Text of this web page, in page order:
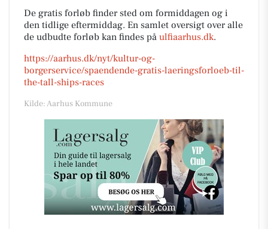
De gratis forløb finder sted om formiddagen og i
den tidlige eftermiddag. En samlet oversigt over alle
de udbudte forløb kan findes på ulfiaarhus.dk.
https://aarhus.dk/nyt/kultur-og-
borgerservice/spaendende-gratis-laeringsforloeb-til-
the-tall-ships-races
Kilde: Aarhus Kommune